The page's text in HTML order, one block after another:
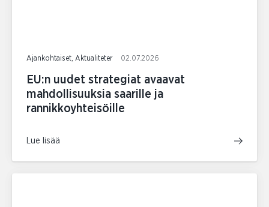
Ajankohtaiset, Aktualiteter 02.07.2026
EU:n uudet strategiat avaavat
mahdollisuuksia saarille ja
rannikkoyhteisöille
Lue lisää